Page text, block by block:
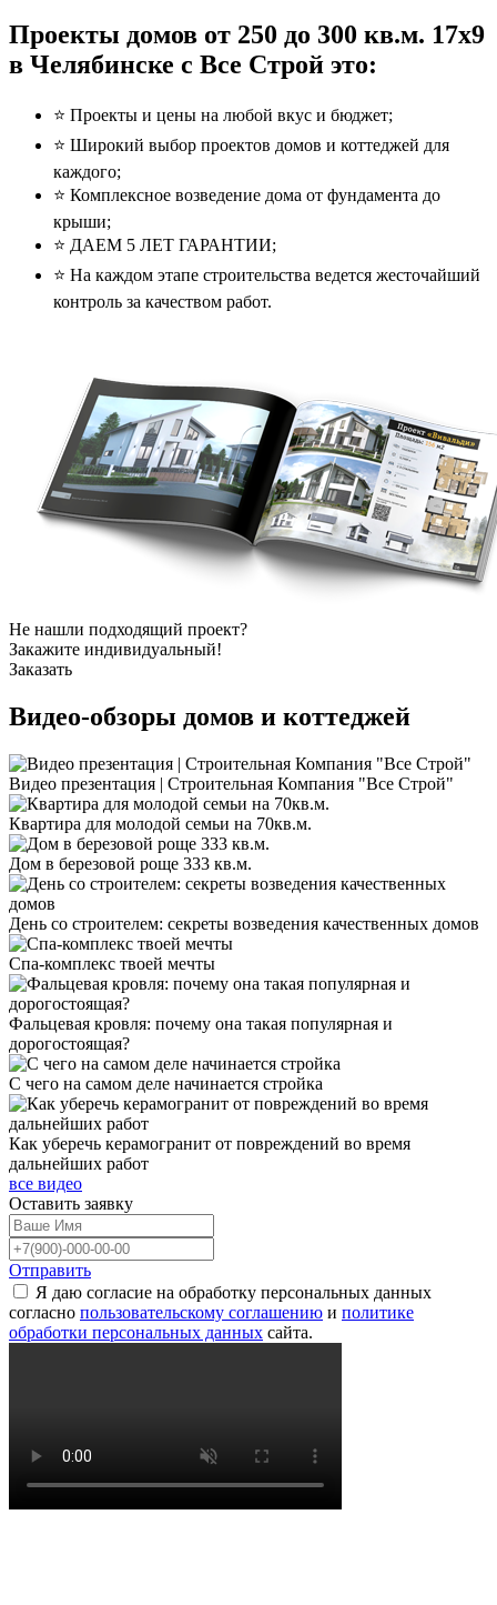
Проекты домов от 250 до 300 кв.м. 17x9
в Челябинске с Все Строй это:
⭐️ Проекты и цены на любой вкус и бюджет;
⭐️ Широкий выбор проектов домов и коттеджей для
каждого;
⭐️ Комплексное возведение дома от фундамента до
крыши;
⭐️ ДАЕМ 5 ЛЕТ ГАРАНТИИ;
⭐️ На каждом этапе строительства ведется жесточайший
контроль за качеством работ.
Не нашли подходящий проект?
Закажите индивидуальный!
Заказать
Видео-обзоры домов и коттеджей
Видео презентация | Строительная Компания "Все Строй"
Квартира для молодой семьи на 70кв.м.
Дом в березовой роще 333 кв.м.
День со строителем: секреты возведения качественных домов
Спа-комплекс твоей мечты
Фальцевая кровля: почему она такая популярная и
дорогостоящая?
С чего на самом деле начинается стройка
Как уберечь керамогранит от повреждений во время
дальнейших работ
все видео
Оставить заявку
Отправить
Я даю согласие на обработку персональных данных
согласно пользовательскому соглашению и политике
обработки персональных данных сайта.